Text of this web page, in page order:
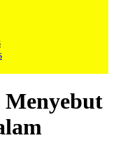
Menyebut